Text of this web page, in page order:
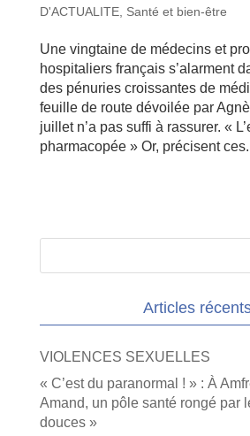
D'ACTUALITE, Santé et bien-être
Une vingtaine de médecins et
hospitaliers français s’alarment
des pénuries croissantes de
feuille de route dévoilée par
juillet n’a pas suffi à rassurer. «
pharmacopée » Or, précisent
Articles
VIOLENCES SEXUELLES
« C’est du paranormal ! » : À
Amand, un pôle santé rongé par
douces »